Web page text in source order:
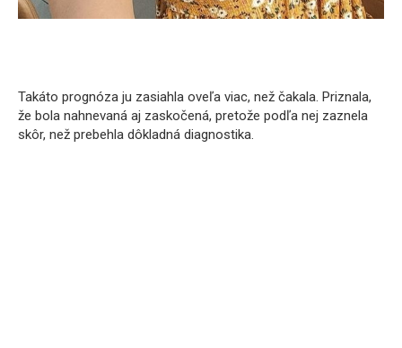
Takáto prognóza ju zasiahla oveľa viac, než čakala. Priznala,
že bola nahnevaná aj zaskočená, pretože podľa nej zaznela
skôr, než prebehla dôkladná diagnostika.